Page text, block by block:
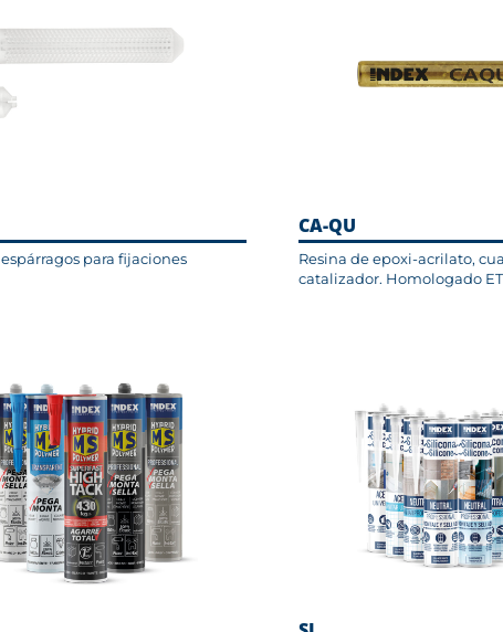
para fijaciones
CA-QU
Resina de epoxi-acrilato,
catalizador. Homologado